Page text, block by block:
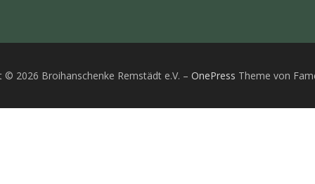
© 2026 Broihanschenke Remstädt e.V. – OnePress Theme von